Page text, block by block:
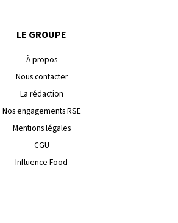
LE GROUPE
À propos
Nous contacter
La rédaction
Nos engagements RSE
Mentions légales
CGU
Influence Food